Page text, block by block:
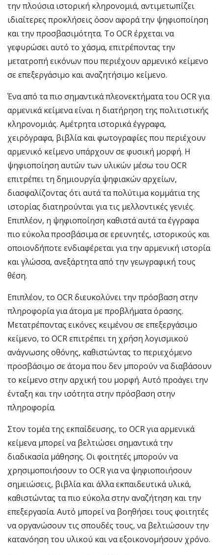
την πλούσια ιστορική κληρονομιά, αντιμετωπίζει
ιδιαίτερες προκλήσεις όσον αφορά την ψηφιοποίηση
και την προσβασιμότητα. Το OCR έρχεται να
γεφυρώσει αυτό το χάσμα, επιτρέποντας την
μετατροπή εικόνων που περιέχουν αρμενικό κείμενο
σε επεξεργάσιμο και αναζητήσιμο κείμενο.
Ένα από τα πιο σημαντικά πλεονεκτήματα του OCR για
αρμενικά κείμενα είναι η διατήρηση της πολιτιστικής
κληρονομιάς. Αμέτρητα ιστορικά έγγραφα,
χειρόγραφα, βιβλία και φωτογραφίες που περιέχουν
αρμενικό κείμενο υπάρχουν σε φυσική μορφή. Η
ψηφιοποίηση αυτών των υλικών μέσω του OCR
επιτρέπει τη δημιουργία ψηφιακών αρχείων,
διασφαλίζοντας ότι αυτά τα πολύτιμα κομμάτια της
ιστορίας διατηρούνται για τις μελλοντικές γενιές.
Επιπλέον, η ψηφιοποίηση καθιστά αυτά τα έγγραφα
πιο εύκολα προσβάσιμα σε ερευνητές, ιστορικούς και
οποιονδήποτε ενδιαφέρεται για την αρμενική ιστορία
και γλώσσα, ανεξάρτητα από την γεωγραφική τους
θέση.
Επιπλέον, το OCR διευκολύνει την πρόσβαση στην
πληροφορία για άτομα με προβλήματα όρασης.
Μετατρέποντας εικόνες κειμένου σε επεξεργάσιμο
κείμενο, το OCR επιτρέπει τη χρήση λογισμικού
ανάγνωσης οθόνης, καθιστώντας το περιεχόμενο
προσβάσιμο σε άτομα που δεν μπορούν να διαβάσουν
το κείμενο στην αρχική του μορφή. Αυτό προάγει την
ένταξη και την ισότητα στην πρόσβαση στην
πληροφορία.
Στον τομέα της εκπαίδευσης, το OCR για αρμενικά
κείμενα μπορεί να βελτιώσει σημαντικά την
διαδικασία μάθησης. Οι φοιτητές μπορούν να
χρησιμοποιήσουν το OCR για να ψηφιοποιήσουν
σημειώσεις, βιβλία και άλλα εκπαιδευτικά υλικά,
καθιστώντας τα πιο εύκολα στην αναζήτηση και την
επεξεργασία. Αυτό μπορεί να βοηθήσει τους φοιτητές
να οργανώσουν τις σπουδές τους, να βελτιώσουν την
κατανόηση του υλικού και να εξοικονομήσουν χρόνο.